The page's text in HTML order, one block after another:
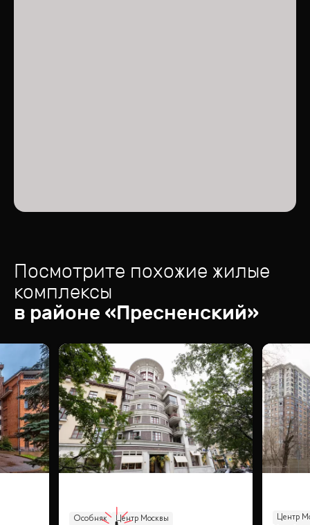
Посмотрите похожие жилые
комплексы
в районе «Пресненский»
Особняк Центр Москвы Центр